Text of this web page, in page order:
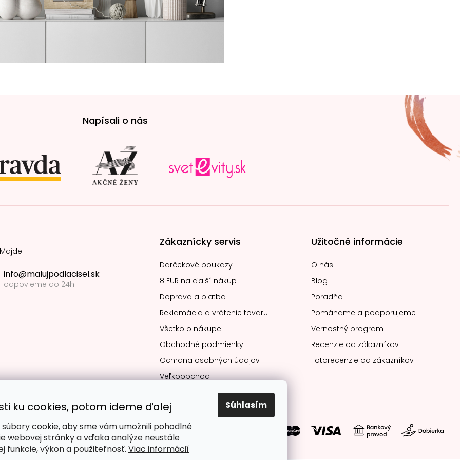
ku cookies, potom ideme ďalej
cookie, aby sme vám umožnili pohodlné
webovej stránky a vďaka analýze neustále
funkcie, výkon a použiteľnosť. Viac informácií
Súhlasím
Napísali o nás
info@malujpodlacisel.sk
odpovieme do 24h
Zákaznícky servis
Darčekové poukazy
8 EUR na ďalší nákup
Doprava a platba
Reklamácia a vrátenie tovaru
Všetko o nákupe
Obchodné podmienky
Ochrana osobných údajov
Veľkoobchod
Užitočné informácie
O nás
Blog
Poradňa
Pomáhame a podporujeme
Vernostný program
Recenzie od zákazníkov
Fotorecenzie od zákazníkov
Obľúbené spôsoby platby: